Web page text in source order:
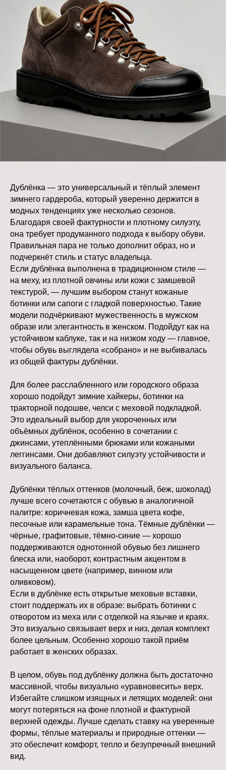
Дублёнка — это универсальный и тёплый элемент
зимнего гардероба, который уверенно держится в
модных тенденциях уже несколько сезонов.
Благодаря своей фактурности и плотному силуэту,
она требует продуманного подхода к выбору обуви.
Правильная пара не только дополнит образ, но и
подчеркнёт стиль и статус владельца.
Если дублёнка выполнена в традиционном стиле —
на меху, из плотной овчины или кожи с замшевой
текстурой, — лучшим выбором станут кожаные
ботинки или сапоги с гладкой поверхностью. Такие
модели подчёркивают мужественность в мужском
образе или элегантность в женском. Подойдут как на
устойчивом каблуке, так и на низком ходу — главное,
чтобы обувь выглядела «собрано» и не выбивалась
из общей фактуры дублёнки.
Для более расслабленного или городского образа
хорошо подойдут зимние хайкеры, ботинки на
тракторной подошве, челси с меховой подкладкой.
Это идеальный выбор для укороченных или
объёмных дублёнок, особенно в сочетании с
джинсами, утеплёнными брюками или кожаными
леггинсами. Они добавляют силуэту устойчивости и
визуального баланса.
Дублёнки тёплых оттенков (молочный, беж, шоколад)
лучше всего сочетаются с обувью в аналогичной
палитре: коричневая кожа, замша цвета кофе,
песочные или карамельные тона. Тёмные дублёнки —
чёрные, графитовые, тёмно-синие — хорошо
поддерживаются однотонной обувью без лишнего
блеска или, наоборот, контрастным акцентом в
насыщенном цвете (например, винном или
оливковом).
Если в дублёнке есть открытые меховые вставки,
стоит поддержать их в образе: выбрать ботинки с
отворотом из меха или с отделкой на язычке и краях.
Это визуально связывает верх и низ, делая комплект
более цельным. Особенно хорошо такой приём
работает в женских образах.
В целом, обувь под дублёнку должна быть достаточно
массивной, чтобы визуально «уравновесить» верх.
Избегайте слишком изящных и летящих моделей: они
могут потеряться на фоне плотной и фактурной
верхней одежды. Лучше сделать ставку на уверенные
формы, тёплые материалы и природные оттенки —
это обеспечит комфорт, тепло и безупречный внешний
вид.
Неподходящий цвет.Выбор слишком
контрастной обуви, которая «выпадает»
из палитры образа, может акцентировать
внимание на деталях, которых хотелось
бы избежать. Идеальный вариант —
нейтральные цвета (чёрный, коричневый,
бежевый, серый), которые хорошо
сочетаются с большинством верхней
одежды. Яркие акценты допустимы, но с
умом — только если они поддержаны
другими деталями образа.
Игнорирование погодных условий.
Иногда в угоду моде выбирается обувь,
примеру, гладкая кожа или тонкая замша
внешний вид. Зимняя обувь должна быть
не только стильной, но и
функциональной — с
водоотталкивающей пропиткой,
утеплителем и нескользящей подошвой.
Избегая этих ошибок, можно не только
выглядеть стильно, но и чувствовать себя
уверенно в любых погодных и
визуальных обстоятельствах. Обувь
должна дополнять образ, а не спорить с
ним — именно тогда она работает на вас.
Даже самая прочная и надёжная
подошва требует регулярного ухода,
особенно в условиях зимы. Мороз, влага,
реагенты и постоянные перепады
ухудшить сцепление и сократить срок
службы обуви. Чтобы этого избежать,
важно не только правильно выбрать
подошву, но и грамотно за ней ухаживать
в течение сезона.
Очистка после каждой прогулки
После выхода на улицу подошву стоит
очищать от снега, льда и реагентов.
Лучше всего использовать мягкую щётку
с жёстким ворсом или специальный
скребок для подошвы. Не допускайте
накопления грязи в протекторе — это
снижает сцепление и может привести к
скольжению. Если протектор «забит»,
обувь теряет свои защитные свойства.
Подошву можно мыть тёплой водой с
нейтральным мылом, но категорически
нельзя использовать горячую воду,
агрессивную химию или абразивные
чистящие средства. После мытья обувь
необходимо просушить при комнатной
температуре, вдали от батарей,
обогревателей и прямого солнца. Сушка
на горячих поверхностях деформирует